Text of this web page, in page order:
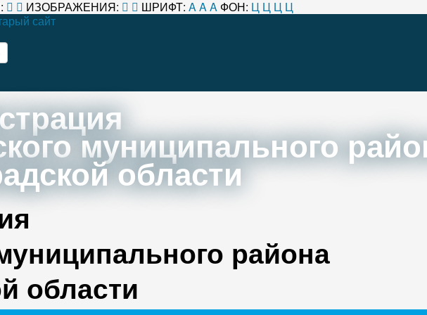
ИЗОБРАЖЕНИЯ: ШРИФТ: AAA ФОН: Ц Ц Ц Ц
сайт
муниципального
области
района
области